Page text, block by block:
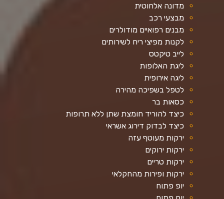
מדונה אלחוטית
מבצעי רכב
מבנים רפואיים מודולרים
לקנות מפיצי ריח לשירותים
לייב טיקטס
ליגת האלופות
ליגה אירופית
לטפל בשפיכה מהירה
כסאות בר
כיצד להוריד חומצת שתן ללא תרופות
כיצד לבדוק דירוג אשראי
ירקות מעוטף עזה
ירקות ירוקים
ירקות טריים
ירקות ופירות מהחקלאי
יופ פתוח